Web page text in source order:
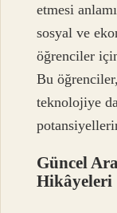
etmesi
sosyal ve
öğrenciler
Bu
teknolojiye
Güncel
Hikâyeleri